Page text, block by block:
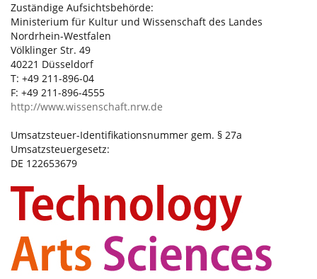
Zuständige Aufsichtsbehörde:
Ministerium für Kultur und Wissenschaft des Landes
Nordrhein-Westfalen
Völklinger Str. 49
40221 Düsseldorf
T: +49 211-896-04
F: +49 211-896-4555
http://www.wissenschaft.nrw.de
Umsatzsteuer-Identifikationsnummer gem. § 27a
Umsatzsteuergesetz:
DE 122653679